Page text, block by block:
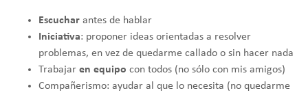
Escuchar antes de hablar
Iniciativa: proponer ideas orientadas a resolver
problemas, en vez de quedarme callado o sin hacer nada
Trabajar en equipo con todos (no sólo con mis amigos)
Compañerismo: ayudar al que lo necesita (no quedarme